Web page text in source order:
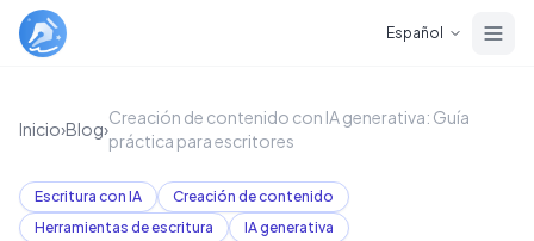
Español
Inicio›Blog›
Creación de contenido con IA generativa: Guía
práctica para escritores
Escritura con IA
Creación de contenido
Herramientas de escritura
IA generativa